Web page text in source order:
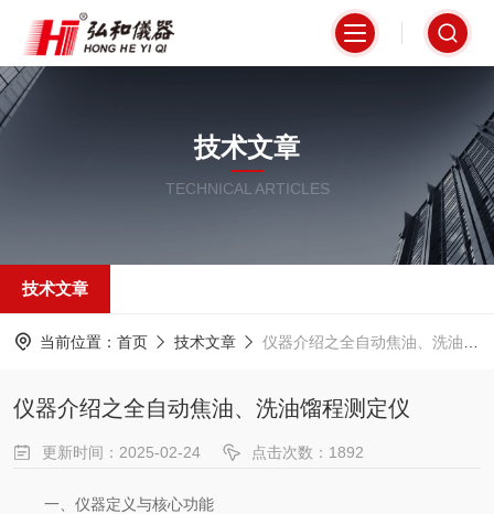
技术文章
TECHNICAL ARTICLES
技术文章
当前位置： 首页 技术文章 仪器介绍之全自动焦油、洗油馏程测定仪
仪器介绍之全自动焦油、洗油馏程测定仪
更新时间：2025-02-24 点击次数：1892
一、仪器定义与核心功能